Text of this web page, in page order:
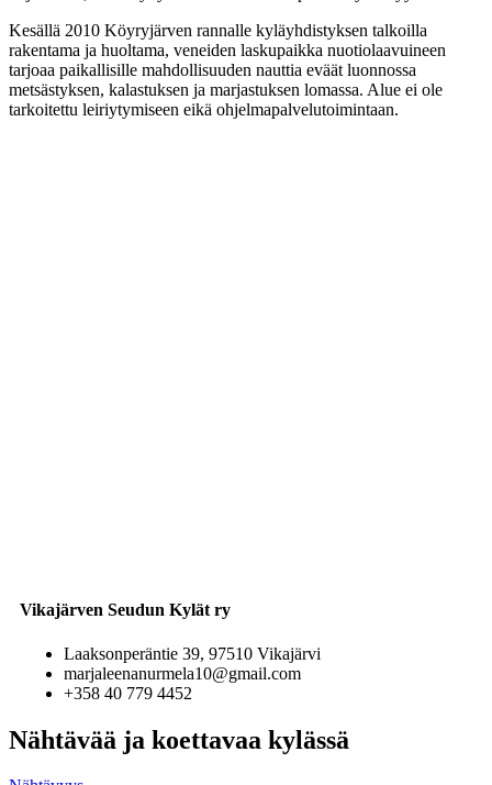
Kesällä 2010 Köyryjärven rannalle kyläyhdistyksen talkoilla
rakentama ja huoltama, veneiden laskupaikka nuotiolaavuineen
tarjoaa paikallisille mahdollisuuden nauttia eväät luonnossa
metsästyksen, kalastuksen ja marjastuksen lomassa. Alue ei ole
tarkoitettu leiriytymiseen eikä ohjelmapalvelutoimintaan.
Vikajärven Seudun Kylät ry
Laaksonperäntie 39, 97510 Vikajärvi
marjaleenanurmela10@gmail.com
+358 40 779 4452
Nähtävää ja koettavaa kylässä